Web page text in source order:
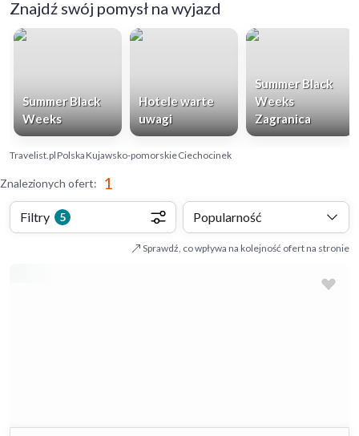
Znajdź swój pomysł na wyjazd
Summer Black
Weeks
Hotele warte
uwagi
Summer Black
Weeks
Zagranica
Travelist.plPolskaKujawsko-pomorskieCiechocinek
Znalezionych ofert: 1
Filtry 5 Popularność
Sprawdź, co wpływa na kolejność ofert na stronie